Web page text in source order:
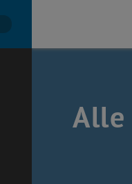
auflisten
Alle